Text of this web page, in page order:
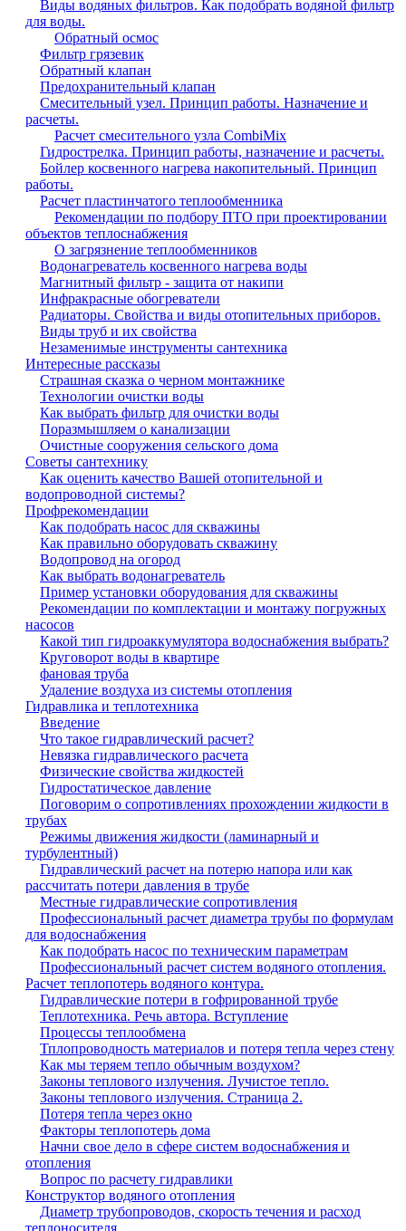
Виды водяных фильтров. Как подобрать водяной фильтр
для воды.
Обратный осмос
Фильтр грязевик
Обратный клапан
Предохранительный клапан
Смесительный узел. Принцип работы. Назначение и
расчеты.
Расчет смесительного узла CombiMix
Гидрострелка. Принцип работы, назначение и расчеты.
Бойлер косвенного нагрева накопительный. Принцип
работы.
Расчет пластинчатого теплообменника
Рекомендации по подбору ПТО при проектировании
объектов теплоснабжения
О загрязнение теплообменников
Водонагреватель косвенного нагрева воды
Магнитный фильтр - защита от накипи
Инфракрасные обогреватели
Радиаторы. Свойства и виды отопительных приборов.
Виды труб и их свойства
Незаменимые инструменты сантехника
Интересные рассказы
Страшная сказка о черном монтажнике
Технологии очистки воды
Как выбрать фильтр для очистки воды
Поразмышляем о канализации
Очистные сооружения сельского дома
Советы сантехнику
Как оценить качество Вашей отопительной и
водопроводной системы?
Профрекомендации
Как подобрать насос для скважины
Как правильно оборудовать скважину
Водопровод на огород
Как выбрать водонагреватель
Пример установки оборудования для скважины
Рекомендации по комплектации и монтажу погружных
насосов
Какой тип гидроаккумулятора водоснабжения выбрать?
Круговорот воды в квартире
фановая труба
Удаление воздуха из системы отопления
Гидравлика и теплотехника
Введение
Что такое гидравлический расчет?
Невязка гидравлического расчета
Физические свойства жидкостей
Гидростатическое давление
Поговорим о сопротивлениях прохождении жидкости в
трубах
Режимы движения жидкости (ламинарный и
турбулентный)
Гидравлический расчет на потерю напора или как
рассчитать потери давления в трубе
Местные гидравлические сопротивления
Профессиональный расчет диаметра трубы по формулам
для водоснабжения
Как подобрать насос по техническим параметрам
Профессиональный расчет систем водяного отопления.
Расчет теплопотерь водяного контура.
Гидравлические потери в гофрированной трубе
Теплотехника. Речь автора. Вступление
Процессы теплообмена
Тплопроводность материалов и потеря тепла через стену
Как мы теряем тепло обычным воздухом?
Законы теплового излучения. Лучистое тепло.
Законы теплового излучения. Страница 2.
Потеря тепла через окно
Факторы теплопотерь дома
Начни свое дело в сфере систем водоснабжения и
отопления
Вопрос по расчету гидравлики
Конструктор водяного отопления
Диаметр трубопроводов, скорость течения и расход
теплоносителя.